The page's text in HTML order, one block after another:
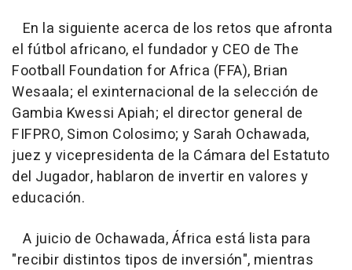
En la siguiente acerca de los retos que afronta
el fútbol africano, el fundador y CEO de The
Football Foundation for Africa (FFA), Brian
Wesaala; el exinternacional de la selección de
Gambia Kwessi Apiah; el director general de
FIFPRO, Simon Colosimo; y Sarah Ochawada,
juez y vicepresidenta de la Cámara del Estatuto
del Jugador, hablaron de invertir en valores y
educación.
A juicio de Ochawada, África está lista para
"recibir distintos tipos de inversión", mientras